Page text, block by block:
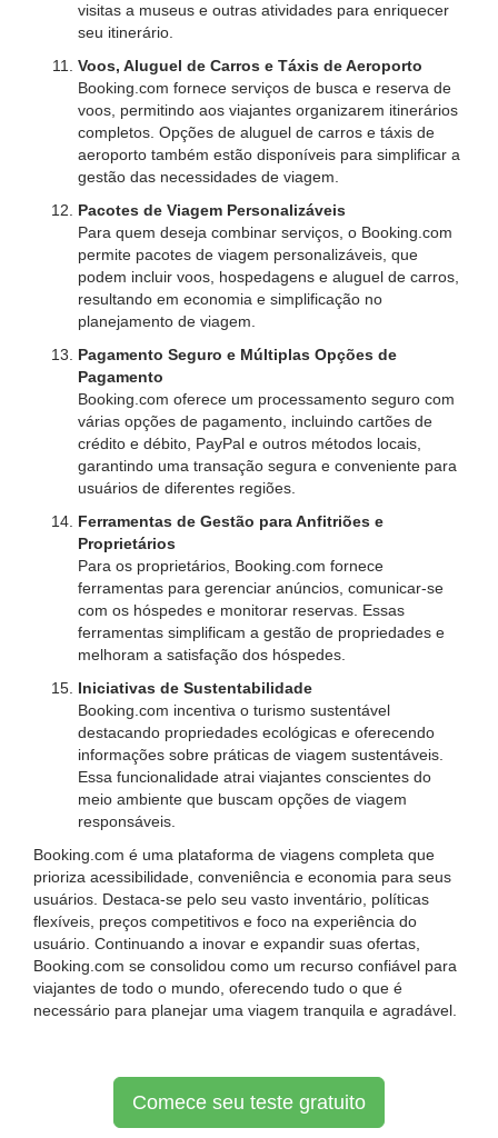
visitas a museus e outras atividades para enriquecer
seu itinerário.
Voos, Aluguel de Carros e Táxis de Aeroporto
Booking.com fornece serviços de busca e reserva de
voos, permitindo aos viajantes organizarem itinerários
completos. Opções de aluguel de carros e táxis de
aeroporto também estão disponíveis para simplificar a
gestão das necessidades de viagem.
Pacotes de Viagem Personalizáveis
Para quem deseja combinar serviços, o Booking.com
permite pacotes de viagem personalizáveis, que
podem incluir voos, hospedagens e aluguel de carros,
resultando em economia e simplificação no
planejamento de viagem.
Pagamento Seguro e Múltiplas Opções de
Pagamento
Booking.com oferece um processamento seguro com
várias opções de pagamento, incluindo cartões de
crédito e débito, PayPal e outros métodos locais,
garantindo uma transação segura e conveniente para
usuários de diferentes regiões.
Ferramentas de Gestão para Anfitriões e
Proprietários
Para os proprietários, Booking.com fornece
ferramentas para gerenciar anúncios, comunicar-se
com os hóspedes e monitorar reservas. Essas
ferramentas simplificam a gestão de propriedades e
melhoram a satisfação dos hóspedes.
Iniciativas de Sustentabilidade
Booking.com incentiva o turismo sustentável
destacando propriedades ecológicas e oferecendo
informações sobre práticas de viagem sustentáveis.
Essa funcionalidade atrai viajantes conscientes do
meio ambiente que buscam opções de viagem
responsáveis.
Booking.com é uma plataforma de viagens completa que
prioriza acessibilidade, conveniência e economia para seus
usuários. Destaca-se pelo seu vasto inventário, políticas
flexíveis, preços competitivos e foco na experiência do
usuário. Continuando a inovar e expandir suas ofertas,
Booking.com se consolidou como um recurso confiável para
viajantes de todo o mundo, oferecendo tudo o que é
necessário para planejar uma viagem tranquila e agradável.
Comece seu teste gratuito